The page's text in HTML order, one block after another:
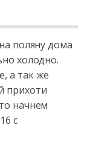
поляну дома
холодно.
а так же
прихоти
начнем
с